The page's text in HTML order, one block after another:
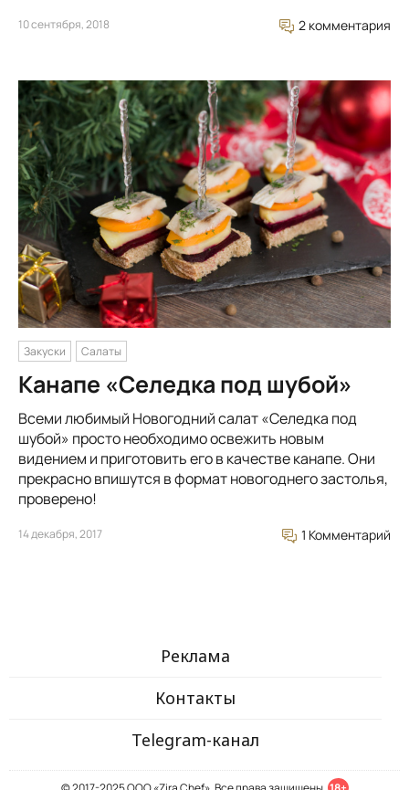
10 сентября, 2018 2 комментария
Закуски Салаты
Канапе «Селедка под шубой»
Всеми любимый Новогодний салат «Селедка под
шубой» просто необходимо освежить новым
видением и приготовить его в качестве канапе. Они
прекрасно впишутся в формат новогоднего застолья,
проверено!
14 декабря, 2017 1 Комментарий
Реклама
Контакты
Telegram-канал